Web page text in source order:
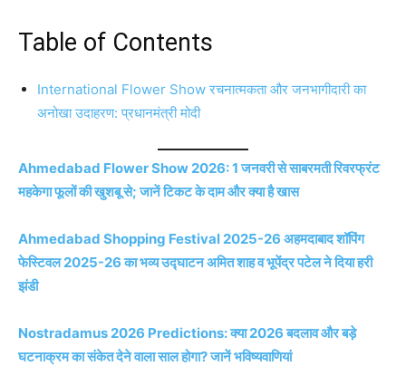
Table of Contents
International Flower Show रचनात्मकता और जनभागीदारी का
अनोखा उदाहरण: प्रधानमंत्री मोदी
Ahmedabad Flower Show 2026: 1 जनवरी से साबरमती रिवरफ्रंट
महकेगा फूलों की खुशबू से; जानें टिकट के दाम और क्या है खास
Ahmedabad Shopping Festival 2025-26 अहमदाबाद शॉपिंग
फेस्टिवल 2025-26 का भव्य उद्घाटन अमित शाह व भूपेंद्र पटेल ने दिया हरी
झंडी
Nostradamus 2026 Predictions: क्या 2026 बदलाव और बड़े
घटनाक्रम का संकेत देने वाला साल होगा? जानें भविष्यवाणियां